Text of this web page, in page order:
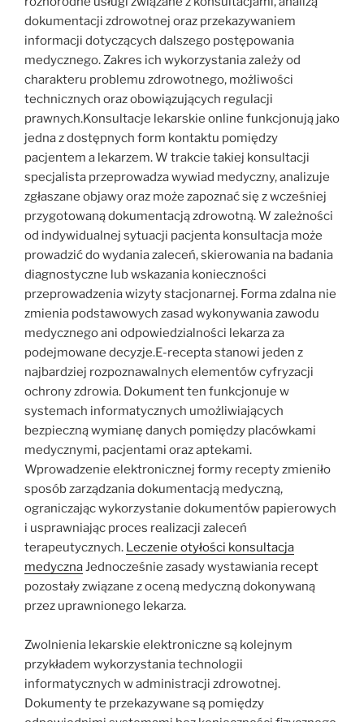
dokumentacji zdrowotnej oraz przekazywaniem
informacji dotyczących dalszego postępowania
medycznego. Zakres ich wykorzystania zależy od
charakteru problemu zdrowotnego, możliwości
technicznych oraz obowiązujących regulacji
prawnych.Konsultacje lekarskie online funkcjonują jako
jedna z dostępnych form kontaktu pomiędzy
pacjentem a lekarzem. W trakcie takiej konsultacji
specjalista przeprowadza wywiad medyczny, analizuje
zgłaszane objawy oraz może zapoznać się z wcześniej
przygotowaną dokumentacją zdrowotną. W zależności
od indywidualnej sytuacji pacjenta konsultacja może
prowadzić do wydania zaleceń, skierowania na badania
diagnostyczne lub wskazania konieczności
przeprowadzenia wizyty stacjonarnej. Forma zdalna nie
zmienia podstawowych zasad wykonywania zawodu
medycznego ani odpowiedzialności lekarza za
podejmowane decyzje.E-recepta stanowi jeden z
najbardziej rozpoznawalnych elementów cyfryzacji
ochrony zdrowia. Dokument ten funkcjonuje w
systemach informatycznych umożliwiających
bezpieczną wymianę danych pomiędzy placówkami
medycznymi, pacjentami oraz aptekami.
Wprowadzenie elektronicznej formy recepty zmieniło
sposób zarządzania dokumentacją medyczną,
ograniczając wykorzystanie dokumentów papierowych
i usprawniając proces realizacji zaleceń
terapeutycznych. Leczenie otyłości konsultacja
medycznaJednocześnie zasady wystawiania recept
pozostały związane z oceną medyczną dokonywaną
przez uprawnionego lekarza.
Zwolnienia lekarskie elektroniczne są kolejnym
przykładem wykorzystania technologii
informatycznych w administracji zdrowotnej.
Dokumenty te przekazywane są pomiędzy